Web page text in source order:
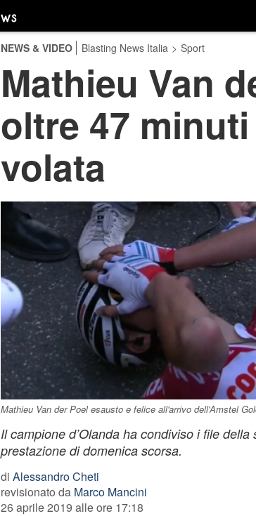
NEWS & VIDEO Blasting News Italia > Sport
Mathieu Van
oltre 47
volata
Mathieu Van der Poel esausto e felice all'arrivo dell'Amstel
Il campione d’Olanda ha condiviso i file
prestazione di domenica scorsa.
di Alessandro Cheti
revisionato da Marco Mancini
26 aprile 2019 alle ore 17:18